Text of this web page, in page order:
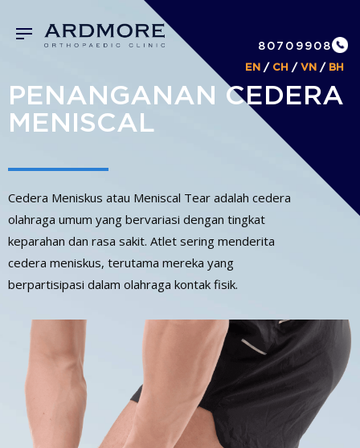
80709908
EN / CH / VN / BH
PENANGANAN CEDERA
MENISCAL
Cedera Meniskus atau Meniscal Tear adalah cedera
olahraga umum yang bervariasi dengan tingkat
keparahan dan rasa sakit. Atlet sering menderita
cedera meniskus, terutama mereka yang
berpartisipasi dalam olahraga kontak fisik.